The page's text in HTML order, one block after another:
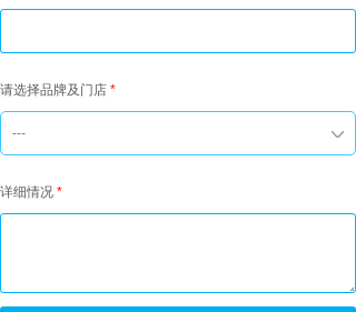
请选择品牌及门店 *
---
详细情况 *